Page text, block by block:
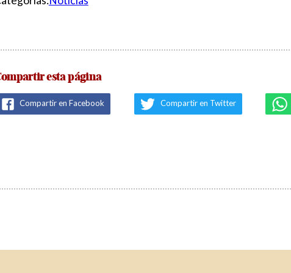
esta página
Compartir en Facebook Compartir en Twitter